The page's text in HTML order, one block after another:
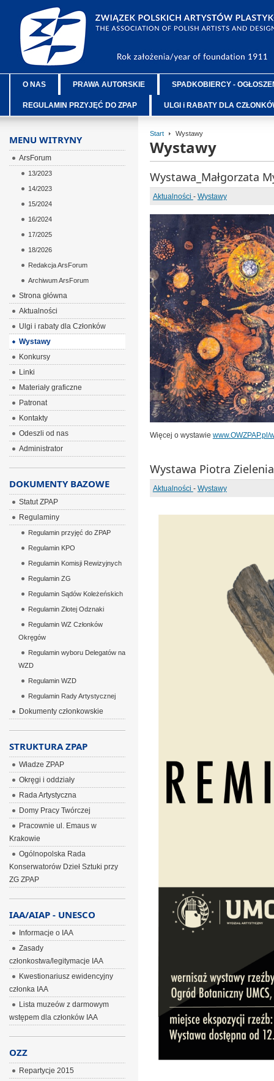
O NAS PRAWA AUTORSKIE SPADKOBIERCY -
REGULAMIN PRZYJĘĆ DO ZPAP ULGI i RABATY DLA
Start Wystawy
Wystawy
Wystawa_Małgorzata
Aktualności - Wystawy
Więcej o wystawie
Wystawa Piotra
Aktualności - Wystawy
MENU WITRYNY
ArsForum
13/2023
14/2023
15/2024
16/2024
17/2025
18/2026
Redakcja ArsForum
Archiwum ArsForum
Strona główna
Aktualności
Ulgi i rabaty dla Członków
Wystawy
Konkursy
Linki
Materiały graficzne
Patronat
Kontakty
Odeszli od nas
Administrator
DOKUMENTY BAZOWE
Statut ZPAP
Regulaminy
Regulamin przyjęć do ZPAP
Regulamin KPO
Regulamin Komisji Rewizyjnych
Regulamin ZG
Regulamin Sądów Koleżeńskich
Regulamin Złotej Odznaki
Regulamin WZ Członków
Okręgów
Regulamin wyboru Delegatów na
WZD
Regulamin WZD
Regulamin Rady Artystycznej
Dokumenty członkowskie
STRUKTURA ZPAP
Władze ZPAP
Okręgi i oddziały
Rada Artystyczna
Domy Pracy Twórczej
Pracownie ul. Emaus w
Krakowie
Ogólnopolska Rada
Konserwatorów Dzieł Sztuki przy
ZG ZPAP
IAA/AIAP - UNESCO
Informacje o IAA
Zasady
członkostwa/legitymacje IAA
Kwestionariusz ewidencyjny
członka IAA
Lista muzeów z darmowym
wstępem dla członków IAA
OZZ
Repartycje 2015